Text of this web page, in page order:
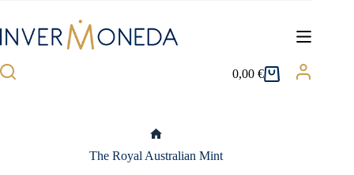
contenido
Carro
0,00€
The Royal Australian Mint